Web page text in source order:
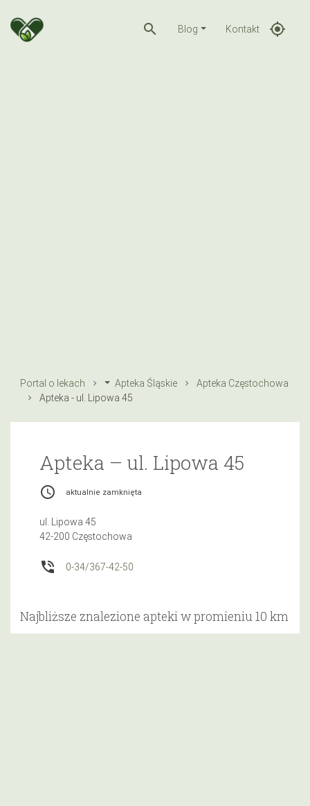
search Blog Kontakt gps_fixed
Portal o lekach Apteka Śląskie
Apteka Częstochowa
Apteka - ul. Lipowa 45
Apteka – ul. Lipowa 45
access_time aktualnie zamknięta
ul. Lipowa 45
42-200 Częstochowa
phone_in_talk 0-34/367-42-50
Najbliższe znalezione apteki w promieniu 10 km